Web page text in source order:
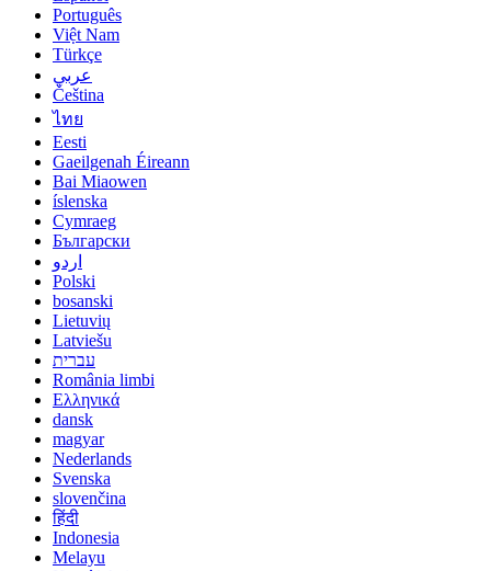
Português
Việt Nam
Türkçe
عربي
Čeština
ไทย
Eesti
Gaeilgenah Éireann
Bai Miaowen
íslenska
Cymraeg
Български
اردو
Polski
bosanski
Lietuvių
Latviešu
עברית
România limbi
Ελληνικά
dansk
magyar
Nederlands
Svenska
slovenčina
हिंदी
Indonesia
Melayu